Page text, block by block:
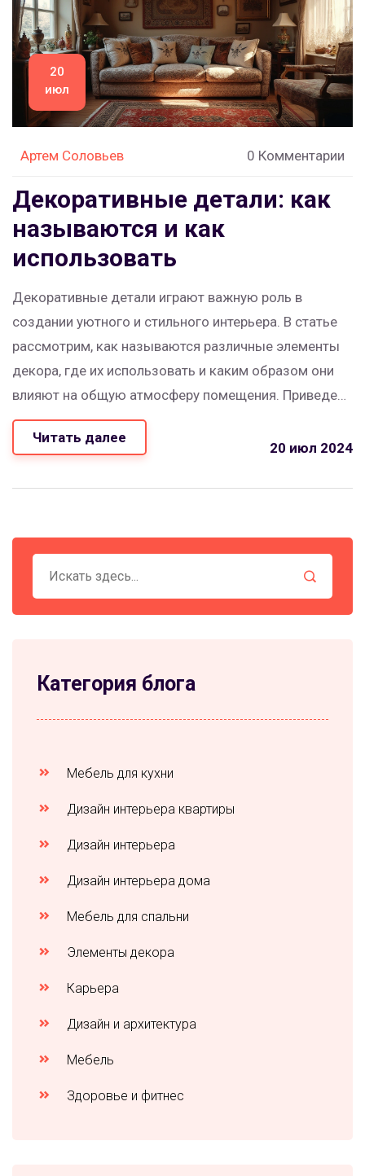
20
июл
Артем Соловьев 0 Комментарии
Декоративные детали: как
называются и как
использовать
Декоративные детали играют важную роль в
создании уютного и стильного интерьера. В статье
рассмотрим, как называются различные элементы
декора, где их использовать и каким образом они
влияют на общую атмосферу помещения. Приведем
интересные факты и полезные советы, чтобы
каждый мог сделать свой дом красивее и удобнее.
Читать далее
20 июл 2024
Категория блога
Мебель для кухни
Дизайн интерьера квартиры
Дизайн интерьера
Дизайн интерьера дома
Мебель для спальни
Элементы декора
Карьера
Дизайн и архитектура
Мебель
Здоровье и фитнес